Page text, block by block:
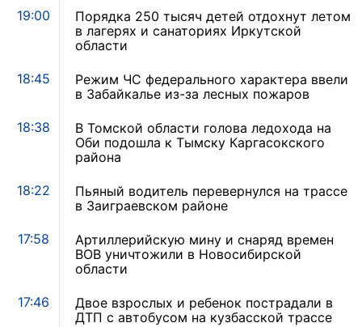
19:00
Порядка 250 тысяч детей отдохнут летом
в лагерях и санаториях Иркутской
области
18:45
Режим ЧС федерального характера ввели
в Забайкалье из-за лесных пожаров
18:38
В Томской области голова ледохода на
Оби подошла к Тымску Каргасокского
района
18:22
Пьяный водитель перевернулся на трассе
в Заиграевском районе
17:58
Артиллерийскую мину и снаряд времен
ВОВ уничтожили в Новосибирской
области
17:46
Двое взрослых и ребенок пострадали в
ДТП с автобусом на кузбасской трассе